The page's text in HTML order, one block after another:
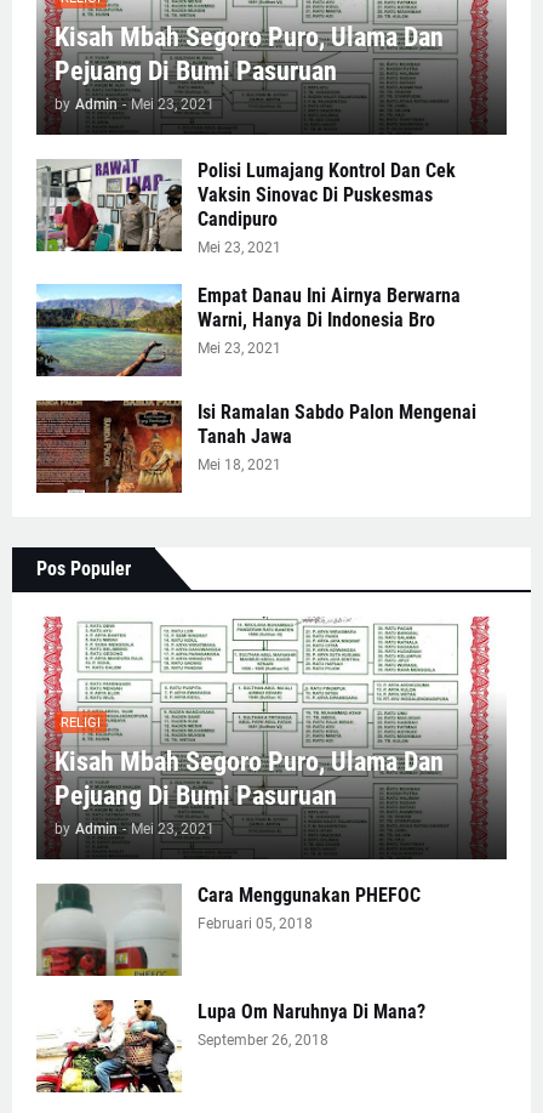
Kisah Mbah Segoro Puro, Ulama Dan
Pejuang Di Bumi Pasuruan
by Admin - Mei 23, 2021
Polisi Lumajang Kontrol Dan Cek
Vaksin Sinovac Di Puskesmas
Candipuro
Mei 23, 2021
Empat Danau Ini Airnya Berwarna
Warni, Hanya Di Indonesia Bro
Mei 23, 2021
Isi Ramalan Sabdo Palon Mengenai
Tanah Jawa
Mei 18, 2021
Pos Populer
RELIGI
Kisah Mbah Segoro Puro, Ulama Dan
Pejuang Di Bumi Pasuruan
by Admin - Mei 23, 2021
Cara Menggunakan PHEFOC
Februari 05, 2018
Lupa Om Naruhnya Di Mana?
September 26, 2018